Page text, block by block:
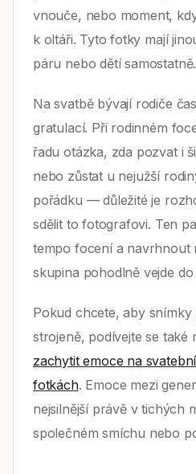
vnouče, nebo moment,
k oltáři. Tyto fotky mají
páru nebo dětí samostatně.
Na svatbě bývají rodiče
gratulací. Při rodinném
řadu otázka, zda pozvat i
nebo zůstat u nejužší
pořádku — důležité je
sdělit to fotografovi. Ten
tempo focení a navrhnout
skupina pohodlně vejde
Pokud chcete, aby snímky
strojeně, podívejte se také
zachytit emoce na
fotkách. Emoce mezi
nejsilnější právě v tichých
společném smíchu nebo